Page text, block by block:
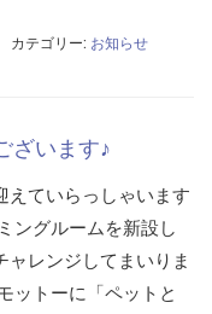
カテゴリー: お知らせ
ざいます♪
えていらっしゃいます
ングルームを新設し
ャレンジしてまいりま
ットーに「ペットと